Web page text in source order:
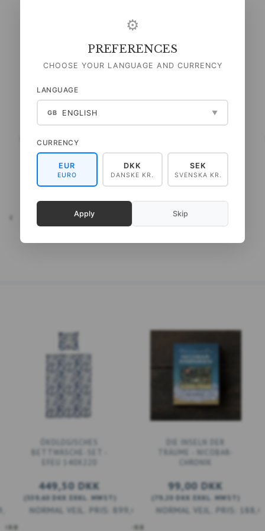
INSECTS - A5 EINZELKARTE
35,00 DKK 35,00 DKK
ALLE OPTIONEN ANSEHEN
IN DEN WARENKORB
DKK
ÖKOLOGISCHES
BETTWÄSCHE-SET -
EFEU 140X220
449,50 DKK
359,60 DKK EXKL. MWST
899,00 DKK
DIE INSELN DER
TRÄUME - NICOBAR-
CHRONIK
99,00 DKK
79,20 DKK EXKL. MWST
IN DEN WARENKORB
⚙
PREFERENCES
CHOOSE YOUR LANGUAGE AND CURRENCY
LANGUAGE
GB ENGLISH ▼
CURRENCY
EUR
EURO
DKK
DANSKE KR.
SEK
SVENSKA KR.
Apply Skip